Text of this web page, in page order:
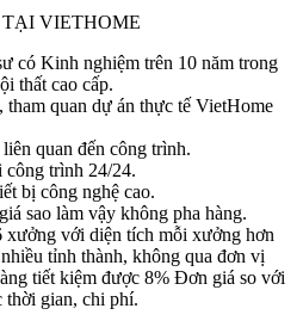
VIETHOME
có Kinh nghiệm trên 10 năm trong
thất cao cấp.
tham quan dự án thực tế VietHome
quan đến công trình.
công trình 24/24.
bị công nghệ cao.
sao làm vậy không pha hàng.
với diện tích mỗi xưởng hơn
tỉnh thành, không qua đơn vị
tiết kiệm được 8% Đơn giá so với
thời gian, chi phí.